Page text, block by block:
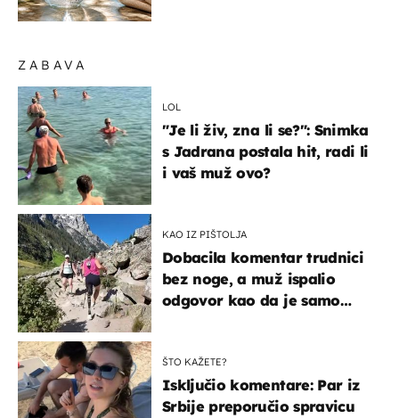
ZABAVA
LOL
"Je li živ, zna li se?": Snimka
s Jadrana postala hit, radi li
i vaš muž ovo?
KAO IZ PIŠTOLJA
Dobacila komentar trudnici
bez noge, a muž ispalio
odgovor kao da je samo
ŠTO KAŽETE?
Isključio komentare: Par iz
Srbije preporučio spravicu